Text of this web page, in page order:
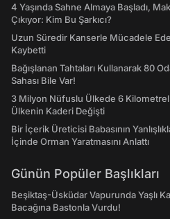
4 Yaşında Sahne Almaya Başladı,
Çıkıyor: Kim Bu Şarkıcı?
Uzun Süredir Kanserle Mücadele
Kaybetti
Bağışlanan Tahtaları Kullanarak 80
Sahası Bile Var!
3 Milyon Nüfuslu Ülkede 6
Ülkenin Kaderi Değişti
Bir İçerik Üreticisi Babasının
İçinde Orman Yaratmasını Anlattı
Günün Popüler Başlıkları
Beşiktaş-Üsküdar Vapurunda Yaşlı
Bacağına Bastonla Vurdu!